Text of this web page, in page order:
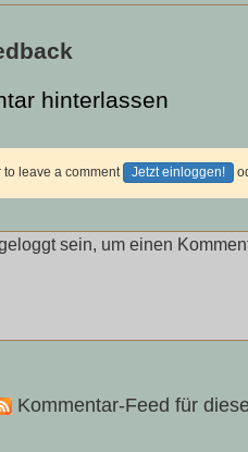
hinterlassen
to leave a comment Jetzt einloggen!
Kommentar-Feed für